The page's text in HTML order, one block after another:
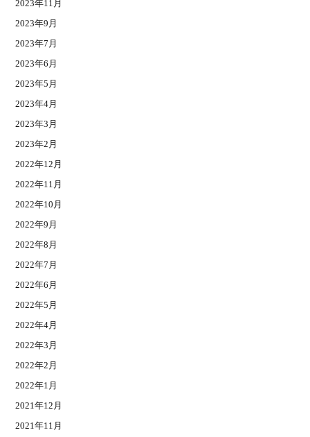
2023年11月
2023年9月
2023年7月
2023年6月
2023年5月
2023年4月
2023年3月
2023年2月
2022年12月
2022年11月
2022年10月
2022年9月
2022年8月
2022年7月
2022年6月
2022年5月
2022年4月
2022年3月
2022年2月
2022年1月
2021年12月
2021年11月